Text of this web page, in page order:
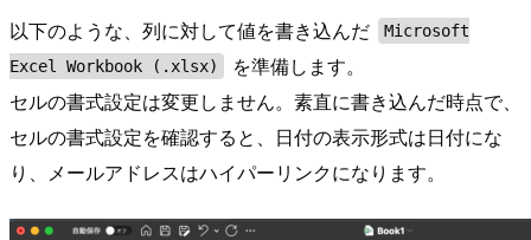
以下のような、列に対して値を書き込んだ
Microsoft
Excel Workbook (.xlsx)
を準備します。
セルの書式設定は変更しません。素直に書き込んだ時点で、
セルの書式設定を確認すると、日付の表示形式は日付にな
り、メールアドレスはハイパーリンクになります。